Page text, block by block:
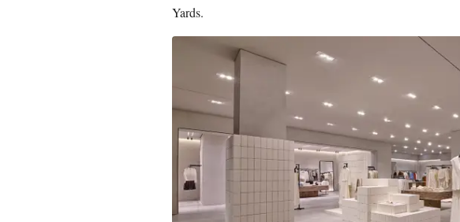
Yards.